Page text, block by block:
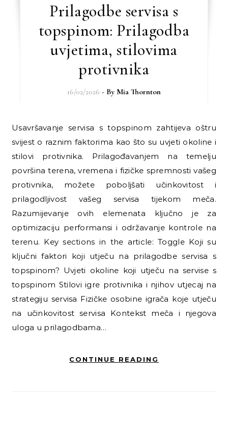
Prilagodbe servisa s
topspinom: Prilagodba
uvjetima, stilovima
protivnika
16/02/2026 - By Mia Thornton
Usavršavanje servisa s topspinom zahtijeva oštru
svijest o raznim faktorima kao što su uvjeti okoline i
stilovi protivnika. Prilagođavanjem na temelju
površina terena, vremena i fizičke spremnosti vašeg
protivnika, možete poboljšati učinkovitost i
prilagodljivost vašeg servisa tijekom meča.
Razumijevanje ovih elemenata ključno je za
optimizaciju performansi i održavanje kontrole na
terenu. Key sections in the article: Toggle Koji su
ključni faktori koji utječu na prilagodbe servisa s
topspinom? Uvjeti okoline koji utječu na servise s
topspinom Stilovi igre protivnika i njihov utjecaj na
strategiju servisa Fizičke osobine igrača koje utječu
na učinkovitost servisa Kontekst meča i njegova
uloga u prilagodbama…
CONTINUE READING